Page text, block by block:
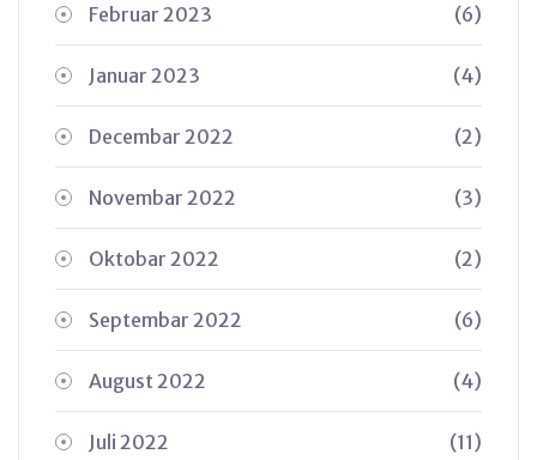
Februar 2023 (6)
Januar 2023 (4)
Decembar 2022 (2)
Novembar 2022 (3)
Oktobar 2022 (2)
Septembar 2022 (6)
August 2022 (4)
Juli 2022 (11)